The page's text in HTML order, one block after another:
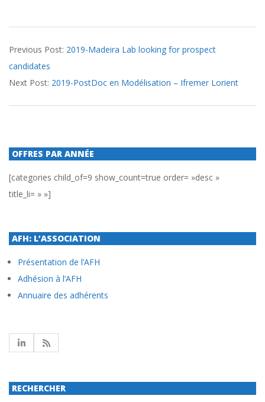
07-
25
Previous Post: 2019-Madeira Lab looking for prospect
candidates
Next Post: 2019-PostDoc en Modélisation – Ifremer Lorient
OFFRES PAR ANNÉE
[categories child_of=9 show_count=true order= »desc »
title_li= » »]
AFH: L’ASSOCIATION
Présentation de l’AFH
Adhésion à l’AFH
Annuaire des adhérents
RECHERCHER